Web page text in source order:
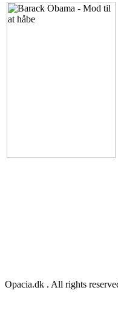
Opacia.dk . All rights